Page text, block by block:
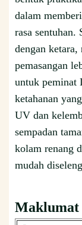
dalam
rasa sentuhan.
dengan ketara,
pemasangan
untuk peminat
ketahanan
UV dan
sempadan
kolam renang
mudah
Maklumat